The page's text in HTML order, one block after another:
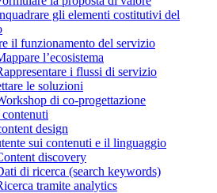
gli elementi costitutivi del
il funzionamento del servizio
l’ecosistema
i flussi di servizio
le soluzioni
di co-progettazione
design
sui contenuti e il linguaggio
discovery
di ricerca (search keywords)
tramite analytics